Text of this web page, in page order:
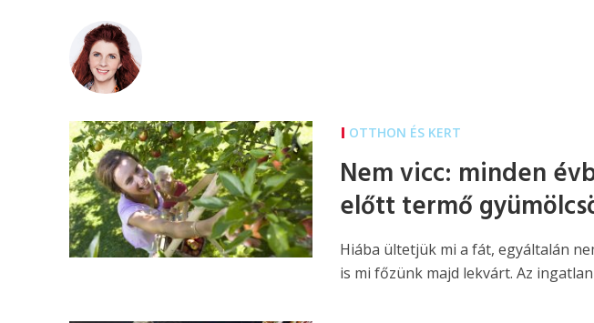
OTTHON ÉS KERT
Nem vicc: minden
előtt termő
Hiába ültetjük mi a fát, egyáltalán
is mi főzünk majd lekvárt. Az